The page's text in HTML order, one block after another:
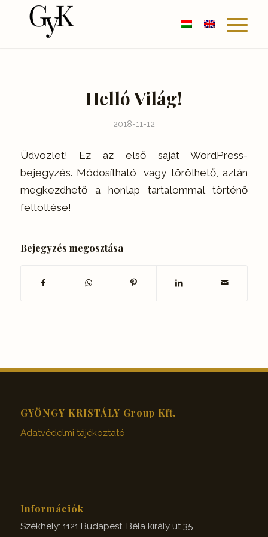
Helló Világ!
2018-11-12
Üdvözlet! Ez az első saját WordPress-
bejegyzés. Módosítható, vagy törölhető, aztán
megkezdhető a honlap tartalommal történő
feltöltése!
Bejegyzés megosztása
GYÖNGY KRISTÁLY Group Kft.
Adatvédelmi tájékoztató
Információk
Székhely: 1121 Budapest, Béla király út 35 .